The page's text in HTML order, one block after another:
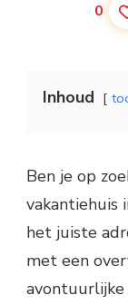
0
Inhoud
Ben je op
vakantiehuis
het juiste
met een